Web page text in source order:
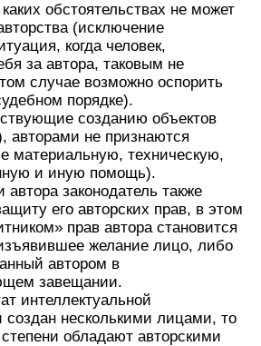
обстоятельствах не может
(исключение
когда человек,
за автора, таковым не
случае возможно оспорить
порядке).
созданию объектов
авторами не признаются
материальную, техническую,
и иную помощь).
законодатель также
его авторских прав, в этом
прав автора становится
желание лицо, либо
автором в
завещании.
интеллектуальной
создан несколькими лицами, то
обладают авторскими